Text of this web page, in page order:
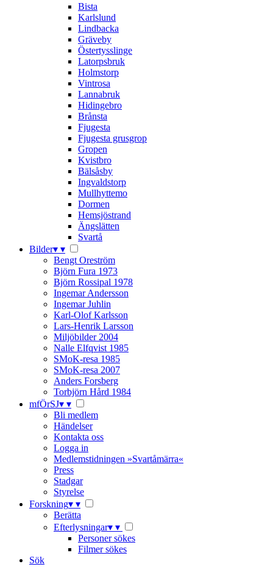
Bista
Karlslund
Lindbacka
Gräveby
Östertysslinge
Latorpsbruk
Holmstorp
Vintrosa
Lannabruk
Hidingebro
Brånsta
Fjugesta
Fjugesta grusgrop
Gropen
Kvistbro
Bälsåsby
Ingvaldstorp
Mullhyttemo
Dormen
Hemsjöstrand
Ängslätten
Svartå
Bilder▾ ▾
Bengt Oreström
Björn Fura 1973
Björn Rossipal 1978
Ingemar Andersson
Ingemar Juhlin
Karl-Olof Karlsson
Lars-Henrik Larsson
Miljöbilder 2004
Nalle Elfqvist 1985
SMoK-resa 1985
SMoK-resa 2007
Anders Forsberg
Torbjörn Hård 1984
mfÖrSJ▾ ▾
Bli medlem
Händelser
Kontakta oss
Logga in
Medlemstidningen »Svartåmärra«
Press
Stadgar
Styrelse
Forskning▾ ▾
Berätta
Efterlysningar▾ ▾
Personer sökes
Filmer sökes
Sök